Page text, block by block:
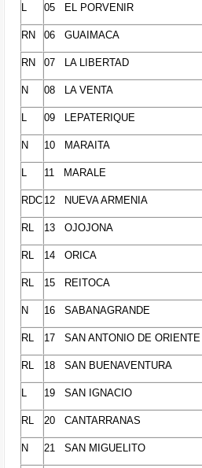
L 05 EL PORVENIR
RN 06 GUAIMACA
RN 07 LA LIBERTAD
N 08 LA VENTA
L 09 LEPATERIQUE
N 10 MARAITA
L 11 MARALE
RDC 12 NUEVA ARMENIA
RL 13 OJOJONA
RL 14 ORICA
RL 15 REITOCA
N 16 SABANAGRANDE
RL 17 SAN ANTONIO DE ORIENTE
RL 18 SAN BUENAVENTURA
L 19 SAN IGNACIO
RL 20 CANTARRANAS
N 21 SAN MIGUELITO